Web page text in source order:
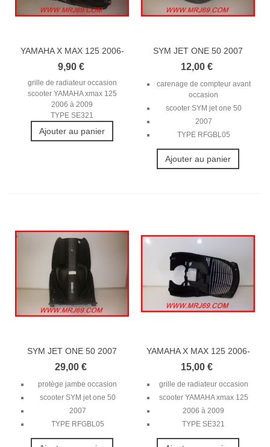
YAMAHA X MAX 125 2006-
2009...
9,90 €
grille de radiateur occasion
scooter YAMAHA xmax 125
2006 à 2009
TYPE SE321
Ajouter au panier
SYM JET ONE 50 2007
CARENAGE DE...
12,00 €
carenage de compteur avant
occasion
scooter SYM jet one 50
2007
TYPE RFGBL05
Ajouter au panier
SYM JET ONE 50 2007
PROTEGE...
29,00 €
protège jambe occasion
scooter SYM jet one 50
2007
TYPE RFGBL05
YAMAHA X MAX 125 2006-
2009...
15,00 €
grille de radiateur occasion
scooter YAMAHA xmax 125
2006 à 2009
TYPE SE321